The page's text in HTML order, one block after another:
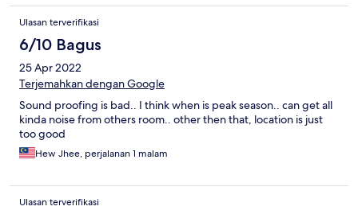
Ulasan terverifikasi
6/10 Bagus
25 Apr 2022
Terjemahkan dengan Google
Sound proofing is bad.. I think when is peak season.. can get all
kinda noise from others room.. other then that, location is just
too good
Hew Jhee, perjalanan 1 malam
Ulasan terverifikasi